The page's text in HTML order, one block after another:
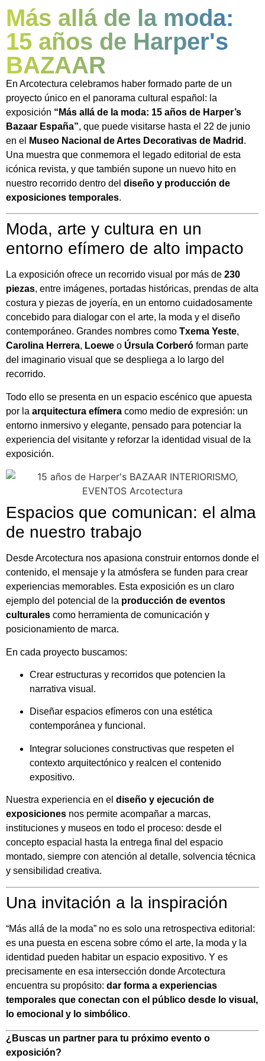
Más allá de la moda:
15 años de Harper's
BAZAAR
En Arcotectura celebramos haber formado parte de un
proyecto único en el panorama cultural español: la
exposición “Más allá de la moda: 15 años de Harper’s
Bazaar España”, que puede visitarse hasta el 22 de junio
en el
Museo Nacional de Artes Decorativas de Madrid .
Una muestra que conmemora el legado editorial de esta
icónica revista, y que también supone un nuevo hito en
nuestro recorrido dentro del diseño y producción de
exposiciones temporales.
Moda, arte y cultura en un
entorno efímero de alto impacto
La exposición ofrece un recorrido visual por más de 230
piezas, entre imágenes, portadas históricas, prendas de alta
costura y piezas de joyería, en un entorno cuidadosamente
concebido para dialogar con el arte, la moda y el diseño
contemporáneo. Grandes nombres como Txema Yeste,
Carolina Herrera, Loewe o Úrsula Corberó forman parte
del imaginario visual que se despliega a lo largo del
recorrido.
Todo ello se presenta en un espacio escénico que apuesta
por la arquitectura efímera como medio de expresión: un
entorno inmersivo y elegante, pensado para potenciar la
experiencia del visitante y reforzar la identidad visual de la
exposición.
Espacios que comunican: el alma
de nuestro trabajo
Desde Arcotectura nos apasiona construir entornos donde el
contenido, el mensaje y la atmósfera se funden para crear
experiencias memorables. Esta exposición es un claro
ejemplo del potencial de la producción de eventos
culturales como herramienta de comunicación y
posicionamiento de marca.
En cada proyecto buscamos:
Crear estructuras y recorridos que potencien la
narrativa visual.
Diseñar espacios efímeros con una estética
contemporánea y funcional.
Integrar soluciones constructivas que respeten el
contexto arquitectónico y realcen el contenido
expositivo.
Nuestra experiencia en el diseño y ejecución de
exposiciones nos permite acompañar a marcas,
instituciones y museos en todo el proceso: desde el
concepto espacial hasta la entrega final del espacio
montado, siempre con atención al detalle, solvencia técnica
y sensibilidad creativa.
Una invitación a la inspiración
“Más allá de la moda” no es solo una retrospectiva editorial:
es una puesta en escena sobre cómo el arte, la moda y la
identidad pueden habitar un espacio expositivo. Y es
precisamente en esa intersección donde Arcotectura
encuentra su propósito: dar forma a experiencias
temporales que conectan con el público desde lo visual,
lo emocional y lo simbólico.
¿Buscas un partner para tu próximo evento o
exposición?